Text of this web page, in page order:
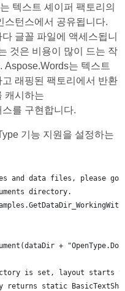
텍스트 셰이퍼 팩토리의
스턴스에서 공유됩니다.
글꼴 파일에 액세스됩니
것은 비용이 많이 드는 작
Aspose.Words는 텍스트
래핑된 팩토리에서 반환
캐시하는
를 구현합니다.
기능 지원을 설정하는
and data files, please go
directory.
+
is set, layout starts to
static